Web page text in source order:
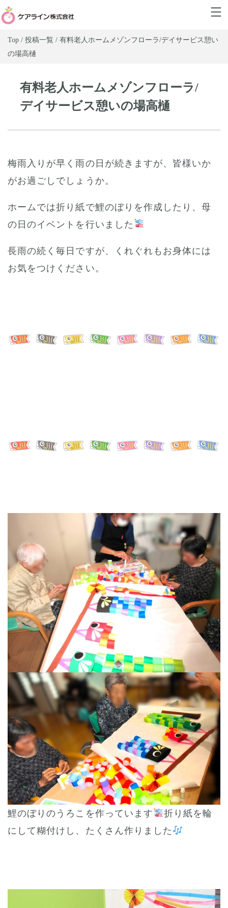
Top / 投稿一覧 / 有料老人ホームメゾンフローラ/デイサービス憩い
の場高樋
有料老人ホームメゾンフローラ/
デイサービス憩いの場高樋
梅雨入りが早く雨の日が続きますが、皆様いか
がお過ごしでしょうか。
ホームでは折り紙で鯉のぼりを作成したり、母
の日のイベントを行いました
長雨の続く毎日ですが、くれぐれもお身体には
お気をつけください。
鯉のぼりのうろこを作っています
折り紙を輪
にして糊付けし、たくさん作りました